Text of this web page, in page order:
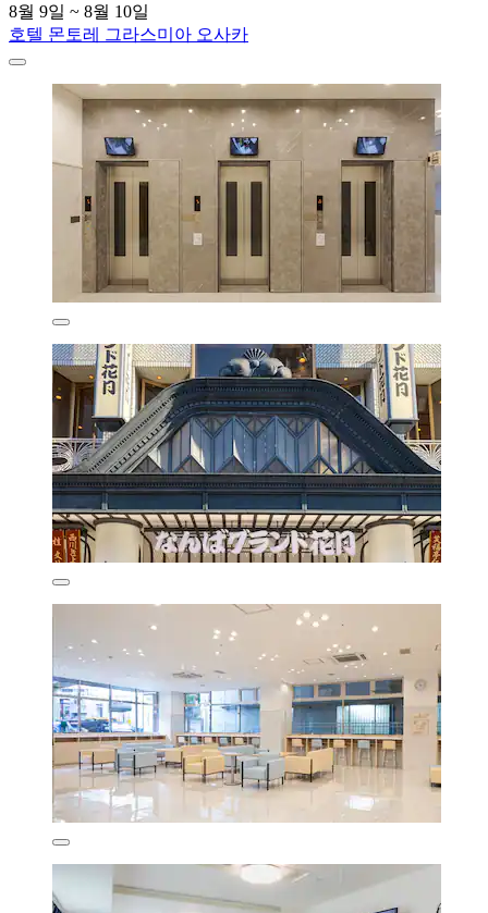
8월 9일 ~ 8월 10일
호텔 몬토레 그라스미아 오사카